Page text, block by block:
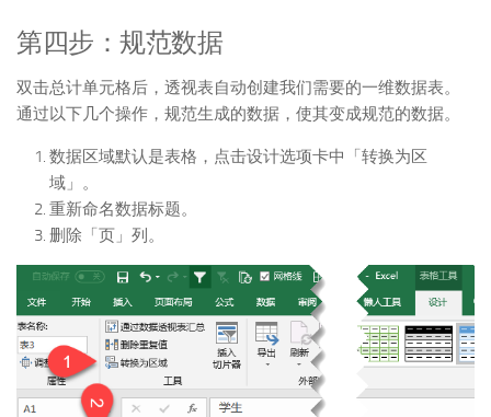
第四步：规范数据
双击总计单元格后，透视表自动创建我们需要的一维数据表。
通过以下几个操作，规范生成的数据，使其变成规范的数据。
数据区域默认是表格，点击设计选项卡中「转换为区
域」。
重新命名数据标题。
删除「页」列。